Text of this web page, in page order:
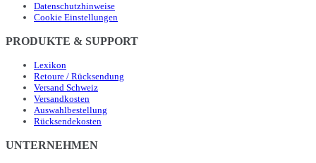
Datenschutzhinweise
Cookie Einstellungen
PRODUKTE & SUPPORT
Lexikon
Retoure / Rücksendung
Versand Schweiz
Versandkosten
Auswahlbestellung
Rücksendekosten
UNTERNEHMEN